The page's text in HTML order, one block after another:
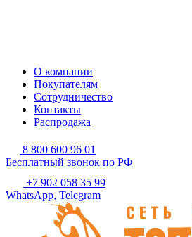
О компании
Покупателям
Сотрудничество
Контакты
Распродажа
8 800 600 96 01
Бесплатный звонок по РФ
+7 902 058 35 99
WhatsApp, Telegram